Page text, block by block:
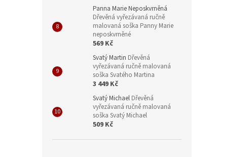
Panna Marie Neposkvrněná
Dřevěná vyřezávaná ručně
malovaná soška Panny Marie
neposkvrněné
569 Kč
Svatý Martin Dřevěná
vyřezávaná ručně malovaná
soška Svatého Martina
3 449 Kč
Svatý Michael Dřevěná
vyřezávaná ručně malovaná
soška Svatý Michael
509 Kč